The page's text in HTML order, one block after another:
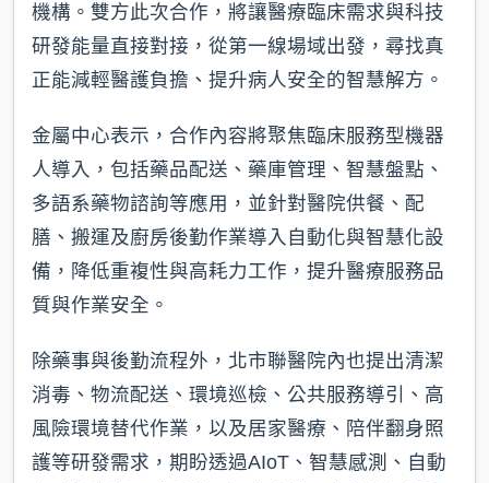
機構。雙方此次合作，將讓醫療臨床需求與科技
研發能量直接對接，從第一線場域出發，尋找真
正能減輕醫護負擔、提升病人安全的智慧解方。
金屬中心表示，合作內容將聚焦臨床服務型機器
人導入，包括藥品配送、藥庫管理、智慧盤點、
多語系藥物諮詢等應用，並針對醫院供餐、配
膳、搬運及廚房後勤作業導入自動化與智慧化設
備，降低重複性與高耗力工作，提升醫療服務品
質與作業安全。
除藥事與後勤流程外，北市聯醫院內也提出清潔
消毒、物流配送、環境巡檢、公共服務導引、高
風險環境替代作業，以及居家醫療、陪伴翻身照
護等研發需求，期盼透過AIoT、智慧感測、自動